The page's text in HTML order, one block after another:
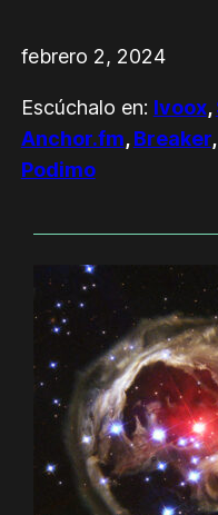
febrero 2, 2024
Escúchalo en: Ivoox,
Anchor.fm,Breaker,
Podimo